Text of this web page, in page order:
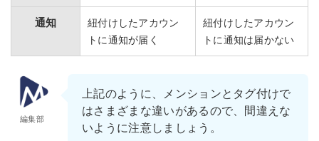
通知
紐付けしたアカウン
トに通知が届く
紐付けしたアカウン
トに通知は届かない
編集部
上記のように、メンションとタグ付けで
はさまざまな違いがあるので、間違えな
いように注意しましょう。